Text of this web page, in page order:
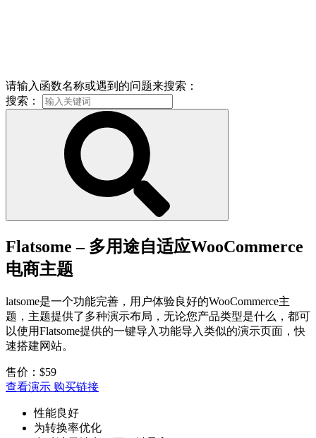
请输入函数名称或遇到的问题来搜索：
搜索：
Flatsome – 多用途自适应WooCommerce
电商主题
latsome是一个功能完善，用户体验良好的WooCommerce主
题，主题提供了多种演示布局，无论您产品类型是什么，都可
以使用Flatsome提供的一键导入功能导入类似的演示页面，快
速搭建网站。
售价：$59
查看演示 购买链接
性能良好
为转换率优化